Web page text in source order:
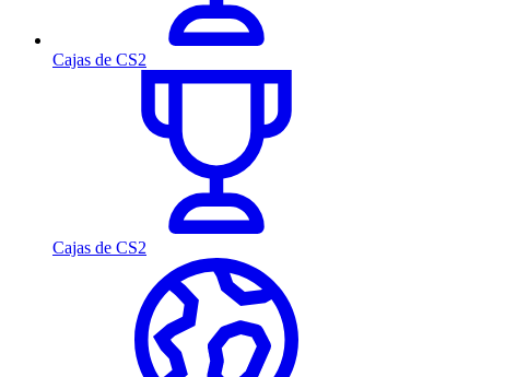
Cajas de CS2
Cajas de CS2